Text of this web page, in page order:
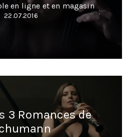
en ligne et en magasin
22.07.2016
3 Romances de